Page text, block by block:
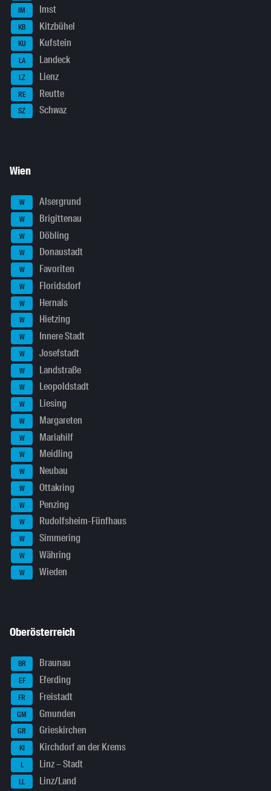
IM Imst
KB Kitzbühel
KU Kufstein
LA Landeck
LZ Lienz
RE Reutte
SZ Schwaz
Wien
W Alsergrund
W Brigittenau
W Döbling
W Donaustadt
W Favoriten
W Floridsdorf
W Hernals
W Hietzing
W Innere Stadt
W Josefstadt
W Landstraße
W Leopoldstadt
W Liesing
W Margareten
W Mariahilf
W Meidling
W Neubau
W Ottakring
W Penzing
W Rudolfsheim-Fünfhaus
W Simmering
W Währing
W Wieden
Oberösterreich
BR Braunau
EF Eferding
FR Freistadt
GM Gmunden
GR Grieskirchen
KI Kirchdorf an der Krems
L Linz – Stadt
LL Linz/Land